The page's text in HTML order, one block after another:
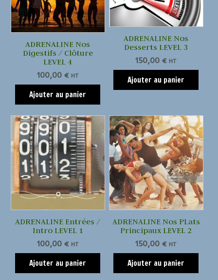
ADRENALINE Nos
Digestifs / Clôture
LEVEL 4
100,00 € HT
Ajouter au panier
ADRENALINE Nos
Desserts LEVEL 3
150,00€ HT
Ajouter au panier
ADRENALINE Entrées /
Intro LEVEL 1
100,00 € HT
Ajouter au panier
ADRENALINE Nos PLats
Principaux LEVEL 2
150,00€ HT
Ajouter au panier